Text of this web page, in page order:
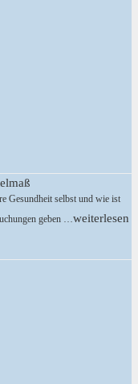
Gesundheit selbst und wie ist
geben …weiterlesen